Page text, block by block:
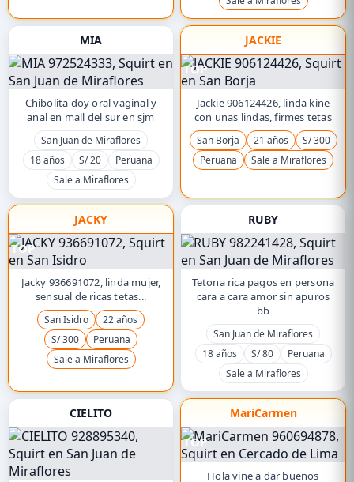
MIA
Chibolita doy oral vaginal y
anal en mall del sur en sjm
San Juan de Miraflores
18 años
S/ 20
Peruana
Sale a Miraflores
JACKIE
TOP
Jackie 906124426, linda kine
con unas lindas, firmes tetas
San Borja 21 años
S/ 300
Peruana
Sale a Miraflores
JACKY
TOP
Jacky 936691072, linda mujer,
sensual de ricas tetas...
San Isidro
22 años
S/ 300
Peruana
Sale a Miraflores
RUBY
Tetona rica pagos en persona
cara a cara amor sin apuros
bb
San Juan de Miraflores
18 años
S/ 80
Peruana
Sale a Miraflores
CIELITO MariCarmen
TOP
Hola vine a dar buenos